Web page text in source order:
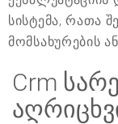
სისტემა, რათა
მომსახურების
Crm